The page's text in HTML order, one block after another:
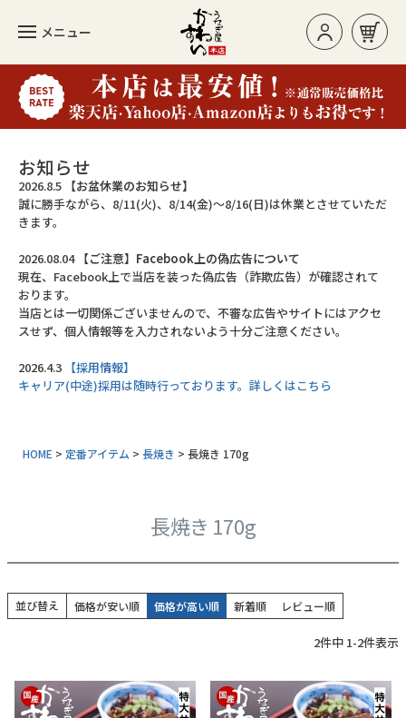
メニュー
お知らせ
2026.8.5 【お盆休業のお知らせ】
誠に勝手ながら、8/11(火)、8/14(金)～8/16(日)は休業とさせていただ
きます。
2026.08.04 【ご注意】Facebook上の偽広告について
現在、Facebook上で当店を装った偽広告（詐欺広告）が確認されて
おります。
当店とは一切関係ございませんので、不審な広告やサイトにはアクセ
スせず、個人情報等を入力されないよう十分ご注意ください。
2026.4.3 【採用情報】
キャリア(中途)採用は随時行っております。詳しくはこちら
HOME 定番アイテム 長焼き 長焼き 170g
長焼き 170g
並び替え 価格が安い順 価格が高い順 新着順 レビュー順
2件中 1-2件表示
ログイン/新規登録 お買い物カゴ
カテゴリー
人気のセット
長焼き
カットタイプ
きざみうなぎ
業務用商品
地元和歌山の逸品